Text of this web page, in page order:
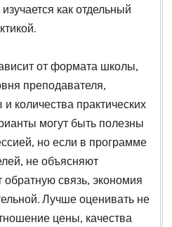
как отдельный
от формата школы,
преподавателя,
количества практических
могут быть полезны
но если в программе
не объясняют
связь, экономия
Лучше оценивать не
цены, качества